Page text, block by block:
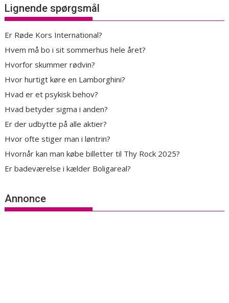
Lignende spørgsmål
Er Røde Kors International?
Hvem må bo i sit sommerhus hele året?
Hvorfor skummer rødvin?
Hvor hurtigt køre en Lamborghini?
Hvad er et psykisk behov?
Hvad betyder sigma i anden?
Er der udbytte på alle aktier?
Hvor ofte stiger man i løntrin?
Hvornår kan man købe billetter til Thy Rock 2025?
Er badeværelse i kælder Boligareal?
Annonce